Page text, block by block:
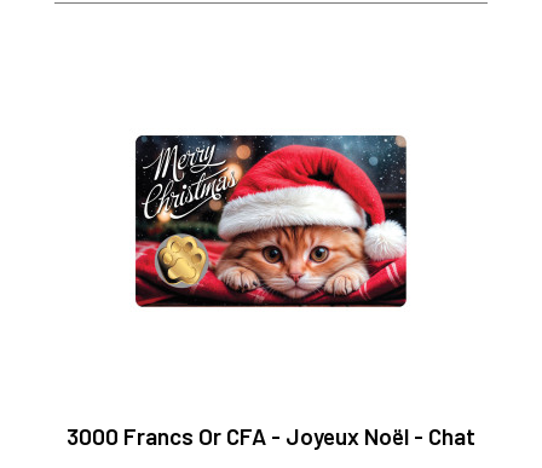
3000 Francs Or CFA - Joyeux Noël - Chat